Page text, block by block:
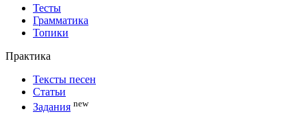
Тесты
Грамматика
Топики
Практика
Тексты песен
Статьи
Задания new